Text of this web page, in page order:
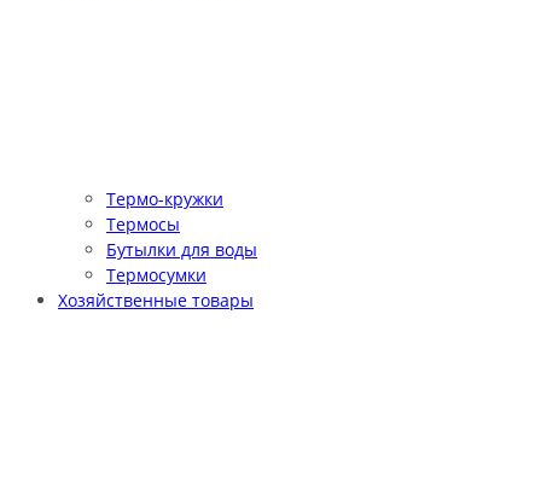
Термо-кружки
Термосы
Бутылки для воды
Термосумки
Хозяйственные товары